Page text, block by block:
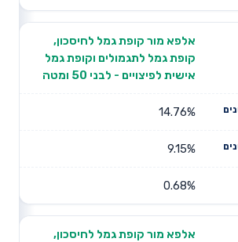
אלפא מור קופת גמל לחיסכון,
קופת גמל לתגמולים וקופת גמל
אישית לפיצויים - לבני 50 ומטה
14.76%
9.15%
0.68%
אלפא מור קופת גמל לחיסכון,